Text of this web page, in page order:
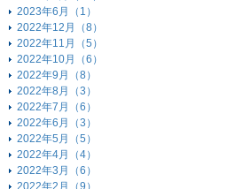
2023年6月（1）
2022年12月（8）
2022年11月（5）
2022年10月（6）
2022年9月（8）
2022年8月（3）
2022年7月（6）
2022年6月（3）
2022年5月（5）
2022年4月（4）
2022年3月（6）
2022年2月（9）